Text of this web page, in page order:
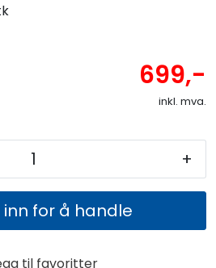
699,-
inkl. mva.
+
inn for å handle
til favoritter